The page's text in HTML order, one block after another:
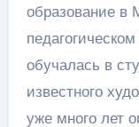
образование в
обучалась в
известного
уже много лет